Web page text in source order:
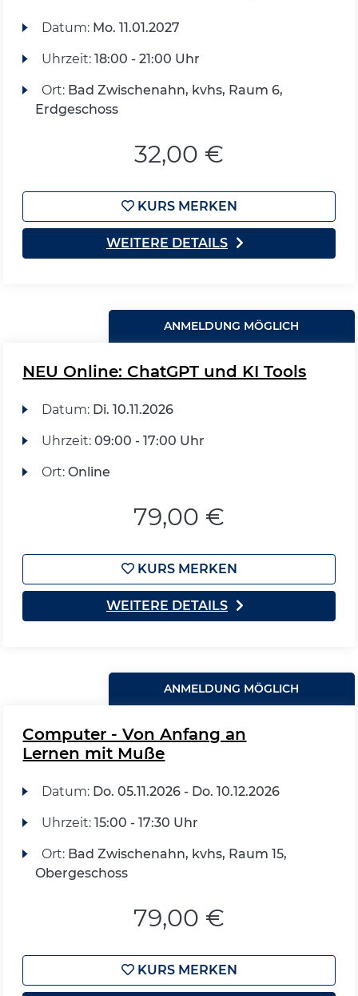
Datum: Mo. 11.01.2027
Uhrzeit: 18:00 - 21:00 Uhr
Ort: Bad Zwischenahn, kvhs, Raum 6,
Erdgeschoss
32,00 €
KURS MERKEN
WEITERE DETAILS
ANMELDUNG MÖGLICH
NEU Online: ChatGPT und KI Tools
Datum: Di. 10.11.2026
Uhrzeit: 09:00 - 17:00 Uhr
Ort: Online
79,00 €
KURS MERKEN
WEITERE DETAILS
ANMELDUNG MÖGLICH
Computer - Von Anfang an
Lernen mit Muße
Datum: Do. 05.11.2026 - Do. 10.12.2026
Uhrzeit: 15:00 - 17:30 Uhr
Ort: Bad Zwischenahn, kvhs, Raum 15,
Obergeschoss
79,00 €
KURS MERKEN